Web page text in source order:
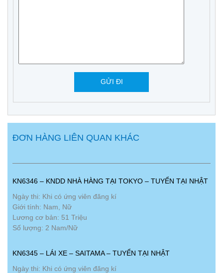
ĐƠN HÀNG LIÊN QUAN KHÁC
KN6346 – KNDD NHÀ HÀNG TẠI TOKYO – TUYỂN TẠI NHẬT
Ngày thi: Khi có ứng viên đăng kí
Giới tính: Nam, Nữ
Lương cơ bản: 51 Triệu
Số lượng: 2 Nam/Nữ
KN6345 – LÁI XE – SAITAMA – TUYỂN TẠI NHẬT
Ngày thi: Khi có ứng viên đăng kí